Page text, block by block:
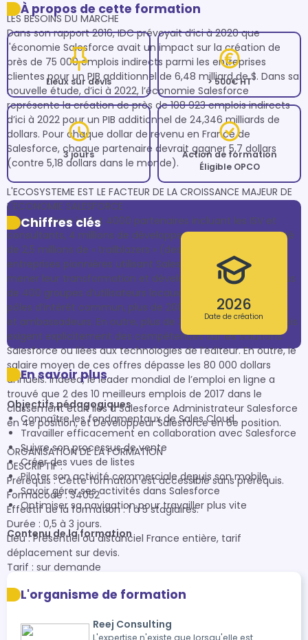
LES BESOINS DU MARCHE
Dans son rapport 2016, IDC prévoyait d’ici à 2020 que
l'économie Salesforce avait un impact sur la création de
près de 75 000 emplois indirects parmi les entreprises
clientes pour un PIB additionnel de 6,48 milliard de $. Dans sa
nouvelle étude, d’ici à 2022, l’économie Salesforce
représente la création de près de 108 923 emplois indirects
d’ici à 2022 pour un PIB additionnel de 24,346 milliards de
dollars. Pour chaque dollar de revenu en France de
Salesforce, chaque partenaire devrait gagner 5,7 dollars
(contre 5,18 dollars dans le monde).
L'ECOSYSTEME EST LE FACTEUR DE LA CROISSANCE MAJEUR DE
L'ECONOMIE SALESFORCE
L’écosystème inclut 4000 partenaires incluant les ISV et
consultants, 4 millions de développeurs ; une communauté
de 2,5 millions de « trailblazers » (des individus et des
entreprises pionnières utilisant Salesforce pour innover,
mener leur transformation et développer leur carrière), plus
de 400 groupes d’utilisateurs locaux, groupes industriels et
pôles d’intérêt commun, plus de 200 MVP, experts produits
et ambassadeurs. En outre, plus de 300 000 offres d’emplois
exigent explicitement des compétences sur les solutions
Salesforce ou liées aux technologies de l’éditeur. En outre, le
salaire moyen de ces offres dépasse les 80 000 dollars
annuels. Indeed, le leader mondial de l’emploi en ligne a
trouvé que 2 des 10 meilleurs emplois de 2017 dans le
classement était liés à Salesforce Administrateur Salesforce
en 4e position, et Développeur Salesforce en 6e position.
ORGANISATION DE LA FORMATION
DESCRIPTIF :
Prérequis : Cette formation est accessible sans prérequis.
Formacode : 34052
Effectif de la formation : 1 à 5 stagiaires.
Durée : 0,5 à 3 jours.
Lieu : Présentiel ou distanciel France entière, tarif
déplacement sur devis.
Tarif : sur demande
DELAI D'ACCES : Notre organisme de formation s'engage à
pour toute formation. Une fois le contact établit, nous
À propos de cette formation
Lieux sur devis > 500€ HT
3 jours
Action de formation
Éligible OPCO
Chiffres clés
2026
Date de création
En savoir plus
Objectifs pédagogiques
Connaître les fondamentaux de Sales Cloud.
Travailler efficacement en collaboration avec Salesforce
Suivre son processus de vente
Créer des vues de listes
Piloter son activité commerciale depuis son mobile
Savoir gérer ses activités dans Salesforce
Optimiser sa navigation pour travailler plus vite
Contenu de la formation
L'organisme de formation
Reej Consulting
L'expertise n'existe que lorsqu'elle est